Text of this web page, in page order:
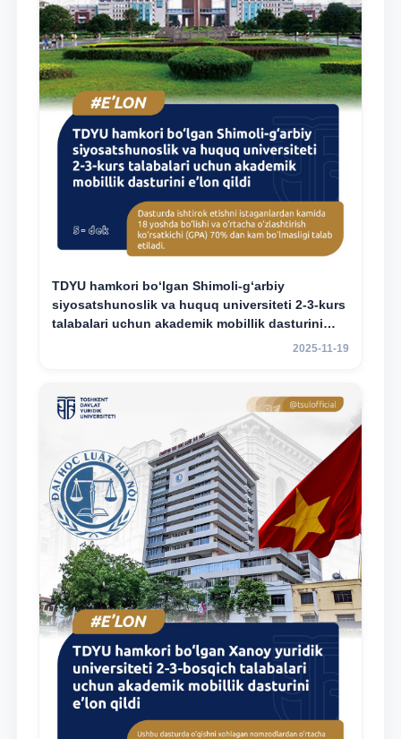
TDYU hamkori bo‘lgan Shimoli-g‘arbiy
siyosatshunoslik va huquq universiteti 2-3-kurs
talabalari uchun akademik mobillik dasturini
2025-11-19